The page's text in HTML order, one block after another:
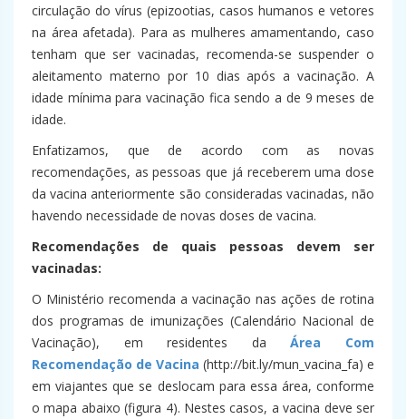
circulação do vírus (epizootias, casos humanos e vetores
na área afetada). Para as mulheres amamentando, caso
tenham que ser vacinadas, recomenda-se suspender o
aleitamento materno por 10 dias após a vacinação. A
idade mínima para vacinação fica sendo a de 9 meses de
idade.
Enfatizamos, que de acordo com as novas
recomendações, as pessoas que já receberem uma dose
da vacina anteriormente são consideradas vacinadas, não
havendo necessidade de novas doses de vacina.
Recomendações de quais pessoas devem ser
vacinadas:
O Ministério recomenda a vacinação nas ações de rotina
dos programas de imunizações (Calendário Nacional de
Vacinação), em residentes daÁrea Com
Recomendação de Vacina (http://bit.ly/mun_vacina_fa) e
em viajantes que se deslocam para essa área, conforme
o mapa abaixo (figura 4). Nestes casos, a vacina deve ser